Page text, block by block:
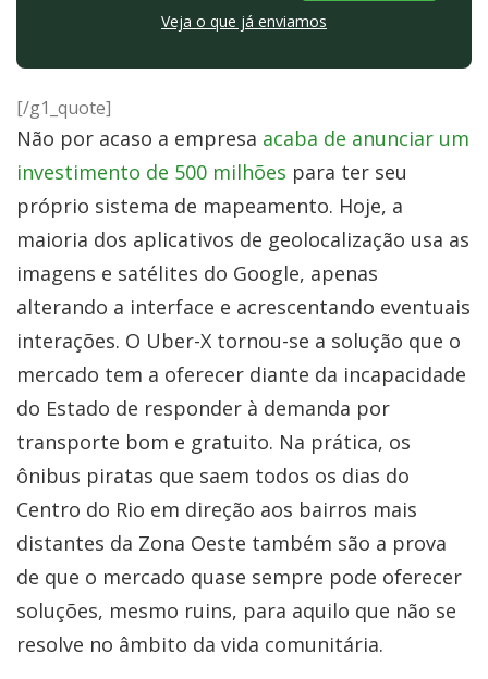
Veja o que já enviamos
[/g1_quote]
Não por acaso a empresa acaba de anunciar um
investimento de 500 milhões para ter seu
próprio sistema de mapeamento. Hoje, a
maioria dos aplicativos de geolocalização usa as
imagens e satélites do Google, apenas
alterando a interface e acrescentando eventuais
interações. O Uber-X tornou-se a solução que o
mercado tem a oferecer diante da incapacidade
do Estado de responder à demanda por
transporte bom e gratuito. Na prática, os
ônibus piratas que saem todos os dias do
Centro do Rio em direção aos bairros mais
distantes da Zona Oeste também são a prova
de que o mercado quase sempre pode oferecer
soluções, mesmo ruins, para aquilo que não se
resolve no âmbito da vida comunitária.